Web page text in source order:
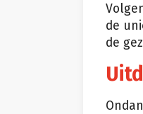
de
de